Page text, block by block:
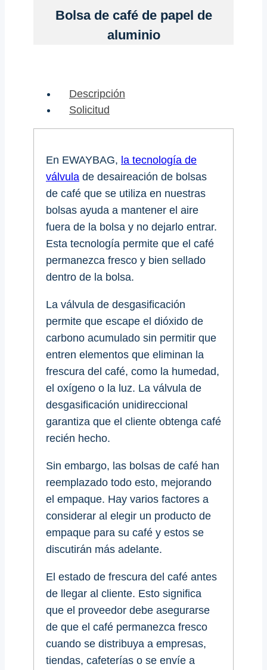
Bolsa de café de papel de
aluminio
Descripción
Solicitud
En EWAYBAG, la tecnología de
válvula de desaireación de bolsas
de café que se utiliza en nuestras
bolsas ayuda a mantener el aire
fuera de la bolsa y no dejarlo entrar.
Esta tecnología permite que el café
permanezca fresco y bien sellado
dentro de la bolsa.
La válvula de desgasificación
permite que escape el dióxido de
carbono acumulado sin permitir que
entren elementos que eliminan la
frescura del café, como la humedad,
el oxígeno o la luz. La válvula de
desgasificación unidireccional
garantiza que el cliente obtenga café
recién hecho.
Sin embargo, las bolsas de café han
reemplazado todo esto, mejorando
el empaque. Hay varios factores a
considerar al elegir un producto de
empaque para su café y estos se
discutirán más adelante.
El estado de frescura del café antes
de llegar al cliente. Esto significa
que el proveedor debe asegurarse
de que el café permanezca fresco
cuando se distribuya a empresas,
tiendas, cafeterías o se envíe a